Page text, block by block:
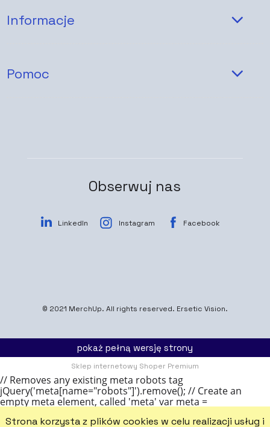
Strona korzysta z plików cookies w celu realizacji usług i
Informacje
Pomoc
Obserwuj nas
LinkedIn Instagram Facebook
© 2021 MerchUp. All rights reserved. Ersetic Vision.
pokaż pełną wersję strony
Sklep internetowy Shoper Premium
// Removes any existing meta robots tag
jQuery('meta[name="robots"]').remove(); // Create an
empty meta element, called 'meta' var meta =
to the meta, with the value 'robots' meta.name = 'robots';